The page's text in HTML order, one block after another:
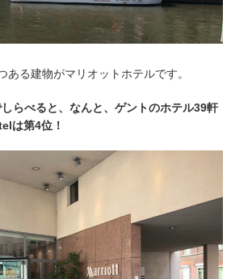
ある建物がマリオットホテルです。
らべると、なんと、ゲントのホテル39軒
は第4位！